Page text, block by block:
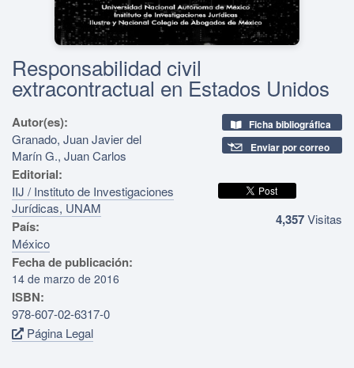
Responsabilidad civil
extracontractual en Estados Unidos
Autor(es):
Granado, Juan Javier del
Marín G., Juan Carlos
Editorial:
IIJ / Instituto de Investigaciones
Jurídicas, UNAM
País:
México
Fecha de publicación:
14 de marzo de 2016
ISBN:
978-607-02-6317-0
Página Legal
Ficha bibliográfica
Enviar por correo
4,357Visitas